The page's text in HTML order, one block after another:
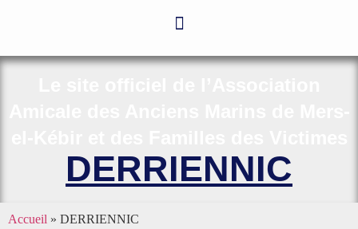
DERRIENNIC
Accueil » DERRIENNIC